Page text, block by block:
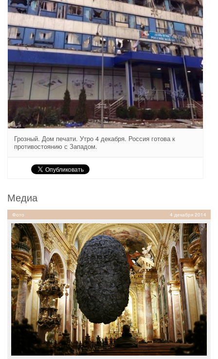
Грозный. Дом печати. Утро 4 декабря. Россия готова к
противостоянию с Западом.
Медиа
Фото 4 декабря 2014